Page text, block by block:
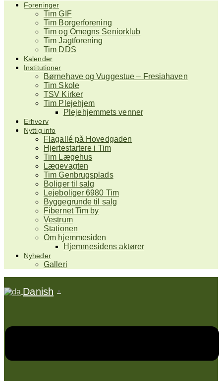
Foreninger
Tim GIF
Tim Borgerforening
Tim og Omegns Seniorklub
Tim Jagtforening
Tim DDS
Kalender
Institutioner
Børnehave og Vuggestue – Fresiahaven
Tim Skole
TSV Kirker
Tim Plejehjem
Plejehjemmets venner
Erhverv
Nyttig info
Flagallé på Hovedgaden
Hjertestartere i Tim
Tim Lægehus
Lægevagten
Tim Genbrugsplads
Boliger til salg
Lejeboliger 6980 Tim
Byggegrunde til salg
Fibernet Tim by
Vestrum
Stationen
Om hjemmesiden
Hjemmesidens aktører
Nyheder
Galleri
Danish ▼